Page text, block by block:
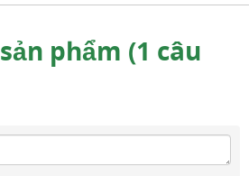
phẩm (1 câu